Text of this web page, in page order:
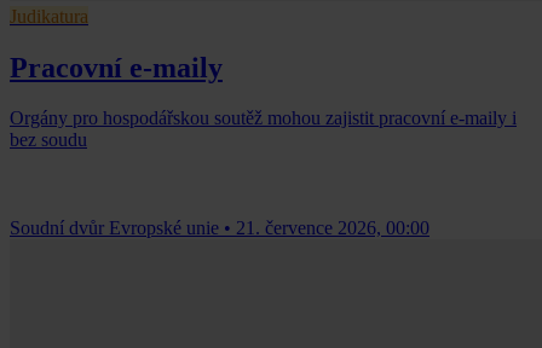
Judikatura
Pracovní e-maily
Orgány pro hospodářskou soutěž mohou zajistit pracovní e-maily i
bez soudu
Soudní dvůr Evropské unie • 21. července 2026, 00:00